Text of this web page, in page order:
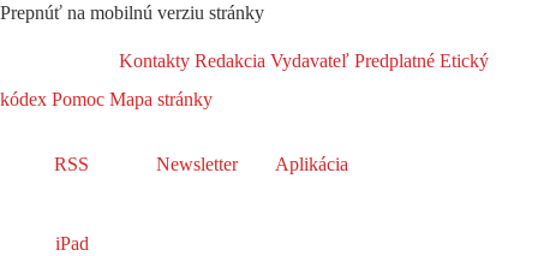
Prepnúť na mobilnú verziu stránky
Kontakty Redakcia Vydavateľ Predplatné Etický
kódex Pomoc Mapa stránky
RSS Newsletter Aplikácia
iPad